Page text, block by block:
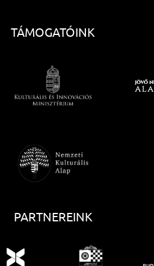
TÁMOGATÓINK
PARTNEREINK